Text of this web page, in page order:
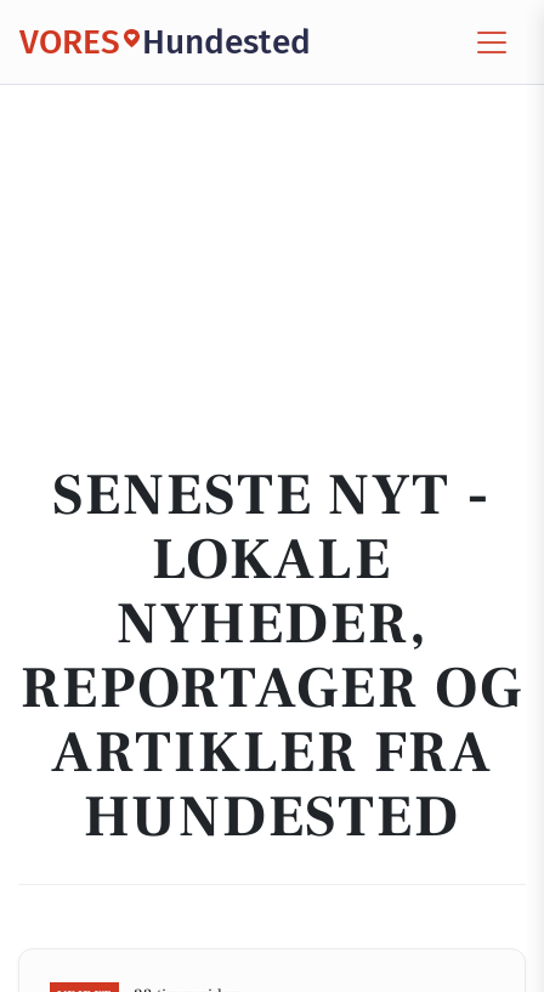
VORES Hundested
SENESTE NYT -
LOKALE
NYHEDER,
REPORTAGER OG
ARTIKLER FRA
HUNDESTED